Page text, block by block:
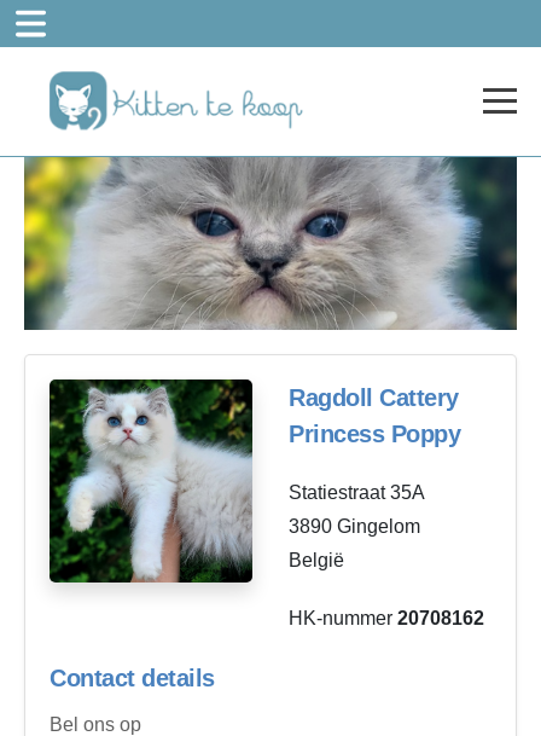
Ragdoll Cattery
Princess Poppy
Statiestraat 35A
3890 Gingelom
België
HK-nummer 20708162
Contact details
Bel ons op